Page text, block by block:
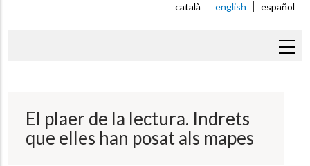
català english español
El plaer de la lectura. Indrets
que elles han posat als mapes